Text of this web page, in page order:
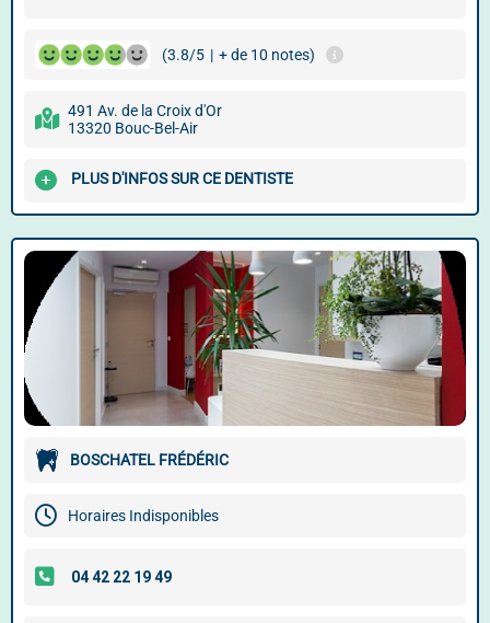
(3.8/5 | + de 10 notes)
491 Av. de la Croix d'Or
13320 Bouc-Bel-Air
PLUS D'INFOS SUR CE DENTISTE
BOSCHATEL FRÉDÉRIC
Horaires Indisponibles